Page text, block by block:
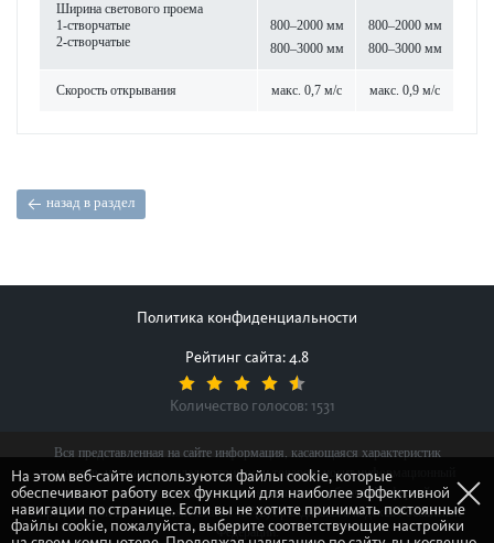
Ширина свет­ового проема
1-створ­чатые
2-створ­чатые
800–2000 мм
800–3000 мм
800–2000 мм
800–3000 мм
Скор­ость открывания макс. 0,7 м/с макс. 0,9 м/с
назад в раздел
Политика конфиденциальности
Рейтинг сайта: 4.8
Количество голосов: 1531
Вся представленная на сайте информация, касающаяся характеристик
продуктов, наличия на складе, стоимости товаров, носит информационный
характер и ни при каких условиях не является публичной офертой,
определяемой положениями Статьи 437(2) Гражданского кодекса Российской
Федерации.
На этом веб-сайте используются файлы cookie, которые
обеспечивают работу всех функций для наиболее эффективной
навигации по странице. Если вы не хотите принимать постоянные
файлы cookie, пожалуйста, выберите соответствующие настройки